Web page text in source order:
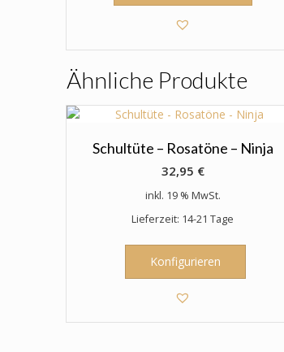
weist
können
der
Ähnliche Produkte
Schultüte – Rosatöne – Ninja
32,95 €
inkl. 19 % MwSt.
Lieferzeit: 14-21 Tage
Konfigurieren